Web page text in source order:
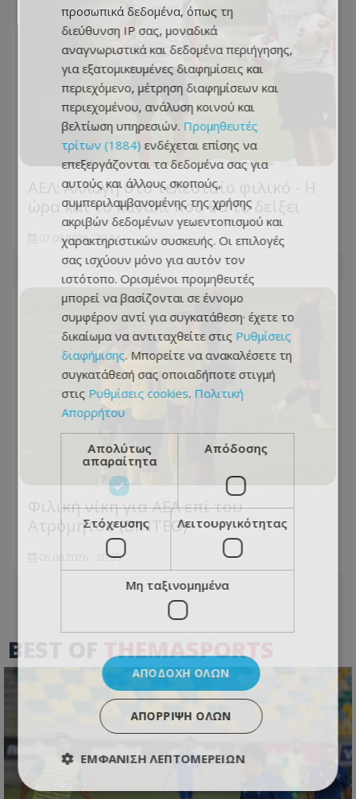
ΑΕΛ: Αλλαγή στο τελευταίο φιλικό - Η
ώρα και το κανάλι που θα το δείξει
07.08.2026 - 12:31
Φιλική νίκη για ΑΕΛ επί του
Ατρόμητου (BINTEO)
06.08.2026 - 20:55
BEST OF THEMASPORTS
προσωπικά δεδομένα, όπως τη
διεύθυνση IP σας, μοναδικά
αναγνωριστικά και δεδομένα περιήγησης,
για εξατομικευμένες διαφημίσεις και
περιεχόμενο, μέτρηση διαφημίσεων και
περιεχομένου, ανάλυση κοινού και
βελτίωση υπηρεσιών. Προμηθευτές
τρίτων (1884) ενδέχεται επίσης να
επεξεργάζονται τα δεδομένα σας για
αυτούς και άλλους σκοπούς,
συμπεριλαμβανομένης της χρήσης
ακριβών δεδομένων γεωεντοπισμού και
χαρακτηριστικών συσκευής. Οι επιλογές
σας ισχύουν μόνο για αυτόν τον
ιστότοπο. Ορισμένοι προμηθευτές
μπορεί να βασίζονται σε έννομο
συμφέρον αντί για συγκατάθεση· έχετε το
δικαίωμα να αντιταχθείτε στις Ρυθμίσεις
διαφήμισης. Μπορείτε να ανακαλέσετε τη
συγκατάθεσή σας οποιαδήποτε στιγμή
στις Ρυθμίσεις cookies. Πολιτική
Απορρήτου
Απολύτως
απαραίτητα
Απόδοσης
Στόχευσης Λειτουργικότητας
Μη ταξινομημένα
ΑΠΟΔΟΧΉ ΌΛΩΝ
ΑΠΌΡΡΙΨΗ ΌΛΩΝ
ΕΜΦΆΝΙΣΗ ΛΕΠΤΟΜΕΡΕΙΏΝ